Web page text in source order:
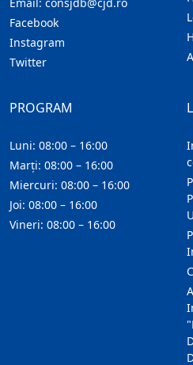
Facebook
Instagram
Twitter
PROGRAM
Luni: 08:00 – 16:00
Marți: 08:00 – 16:00
Miercuri: 08:00 – 16:00
Joi: 08:00 – 16:00
Vineri: 08:00 – 16:00